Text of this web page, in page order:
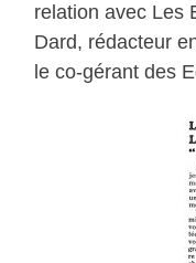
relation avec Les
Dard, rédacteur
le co-gérant des